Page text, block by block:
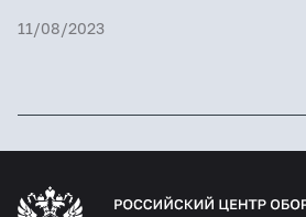
11/08/2023